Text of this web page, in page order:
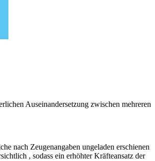
Auseinandersetzung zwischen mehreren
nach Zeugenangaben ungeladen erschienen
, sodass ein erhöhter Kräfteansatz der